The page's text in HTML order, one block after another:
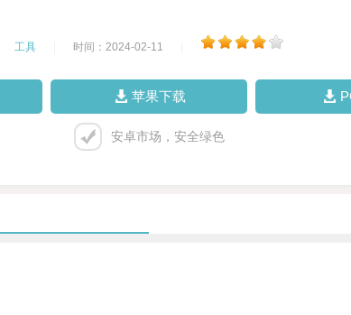
工具 时间：2024-02-11
苹果下载
安卓市场，安全绿色